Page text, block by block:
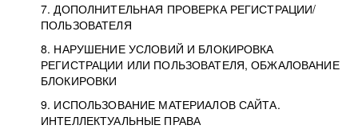
7. ДОПОЛНИТЕЛЬНАЯ ПРОВЕРКА РЕГИСТРАЦИИ/
ПОЛЬЗОВАТЕЛЯ
8. НАРУШЕНИЕ УСЛОВИЙ И БЛОКИРОВКА
РЕГИСТРАЦИИ ИЛИ ПОЛЬЗОВАТЕЛЯ, ОБЖАЛОВАНИЕ
БЛОКИРОВКИ
9. ИСПОЛЬЗОВАНИЕ МАТЕРИАЛОВ САЙТА.
ИНТЕЛЛЕКТУАЛЬНЫЕ ПРАВА